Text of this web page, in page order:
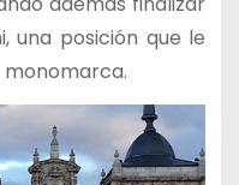
una posición que le